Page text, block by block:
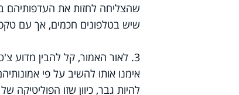
שהצליחה לחזות את העדפותיהם
שיש בטלפונים חכמים, אך עם
אימנו אותו להשיב על פי
להיות גבר, כיוון שזו